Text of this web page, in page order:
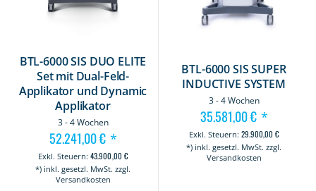
BTL-6000 SIS DUO ELITE
Set mit Dual-Feld-
Applikator und Dynamic
Applikator
3 - 4 Wochen
52.241,00 € *
43.900,00 €
*) inkl. gesetzl. MwSt. zzgl.
Versandkosten
BTL-6000 SIS SUPER
INDUCTIVE SYSTEM
3 - 4 Wochen
35.581,00 € *
29.900,00 €
*) inkl. gesetzl. MwSt. zzgl.
Versandkosten